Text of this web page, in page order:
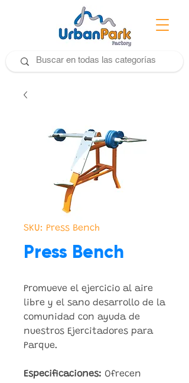
SKU: Press Bench
Press Bench
Promueve el ejercicio al aire
libre y el sano desarrollo de la
comunidad con ayuda de
nuestros Ejercitadores para
Parque.
Especificaciones: Ofrecen